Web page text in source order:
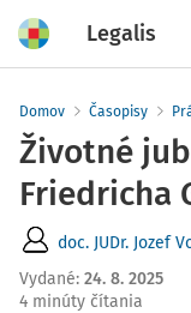
Legalis
Domov Časopisy
Životné
Friedricha
doc. JUDr. Jozef
Vydané: 24. 8. 2025
4 minúty čítania